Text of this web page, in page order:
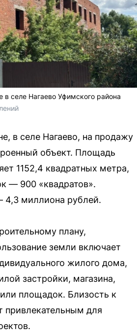
в селе Нагаево Уфимского района
в селе Нагаево, на продажу
объект. Площадь
1152,4 квадратных метра,
— 900 «квадратов».
4,3 миллиона рублей.
плану,
земли включает
жилого дома,
застройки, магазина,
площадок. Близость к
привлекательным для